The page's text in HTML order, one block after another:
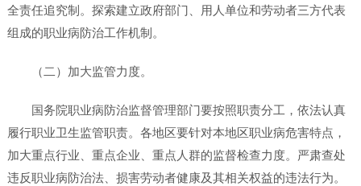
全责任追究制。探索建立政府部门、用人单位和劳动者三方代表
组成的职业病防治工作机制。
（二）加大监管力度。
国务院职业病防治监督管理部门要按照职责分工，依法认真
履行职业卫生监管职责。各地区要针对本地区职业病危害特点，
加大重点行业、重点企业、重点人群的监督检查力度。严肃查处
违反职业病防治法、损害劳动者健康及其相关权益的违法行为。